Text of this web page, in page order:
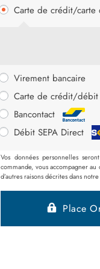
Carte de crédit/
Virement bancaire
Carte de crédit/débit
Bancontact
Débit SEPA Direct
Vos données personnelles
commande, vous accompagner
d’autres raisons décrites dans
Place